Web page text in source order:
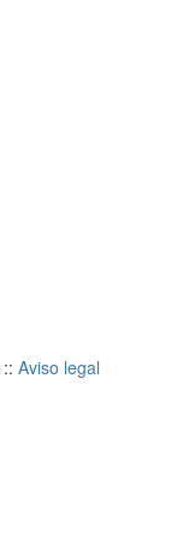
:: Aviso legal